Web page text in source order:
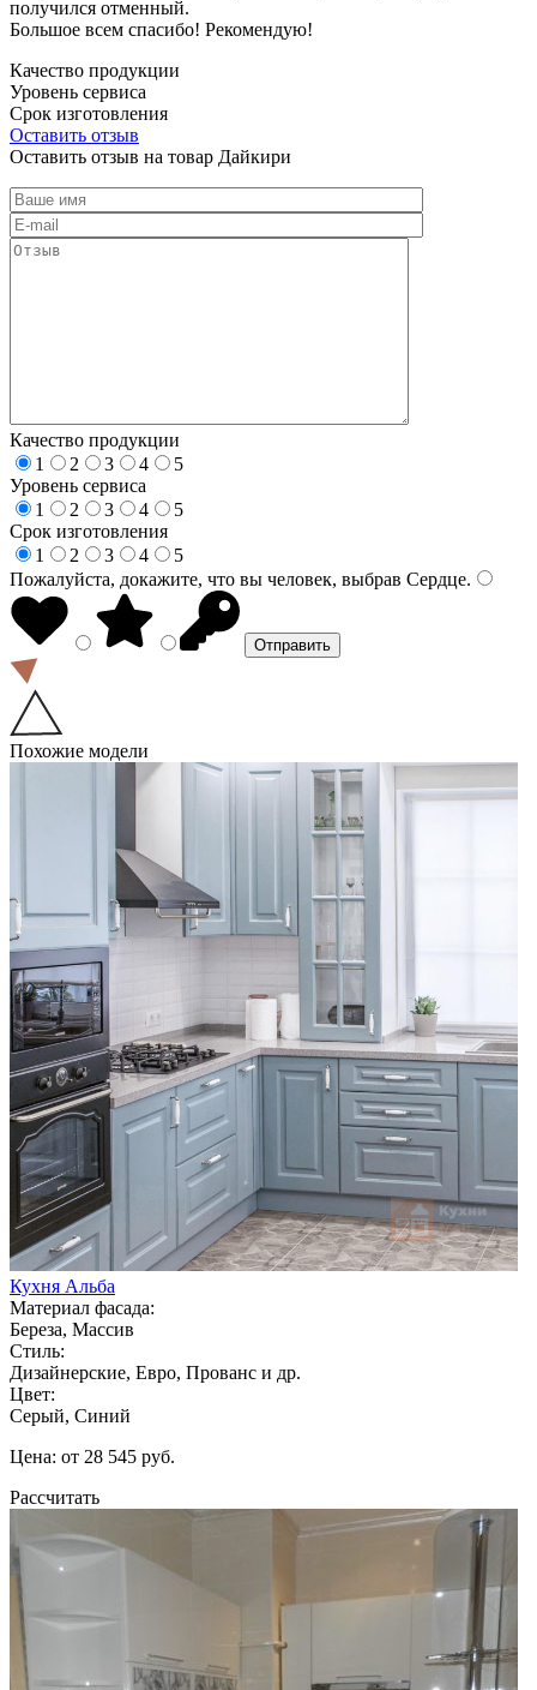
получился отменный.
Большое всем спасибо! Рекомендую!
Качество продукции
Уровень сервиса
Срок изготовления
Оставить отзыв
Оставить отзыв на товар Дайкири
Качество продукции
1
2 3 4
5
Уровень сервиса
1
2 3 4
5
Срок изготовления
1
2 3 4
5
Пожалуйста, докажите, что вы человек, выбрав Сердце.
Похожие модели
Кухня Альба
Материал фасада:
Береза, Массив
Стиль:
Дизайнерские, Евро, Прованс и др.
Цвет:
Серый, Синий
Цена: от 28 545 руб.
Рассчитать